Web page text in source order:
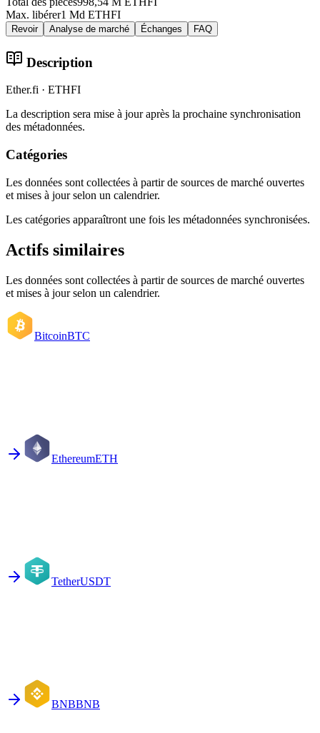
Max. libérer1 Md ETHFI
Revoir Analyse de marché Échanges FAQ
Description
Ether.fi · ETHFI
La description sera mise à jour après la prochaine synchronisation
des métadonnées.
Catégories
Les données sont collectées à partir de sources de marché ouvertes
et mises à jour selon un calendrier.
Les catégories apparaîtront une fois les métadonnées synchronisées.
Actifs similaires
Les données sont collectées à partir de sources de marché ouvertes
et mises à jour selon un calendrier.
BitcoinBTC
EthereumETH
TetherUSDT
BNBBNB